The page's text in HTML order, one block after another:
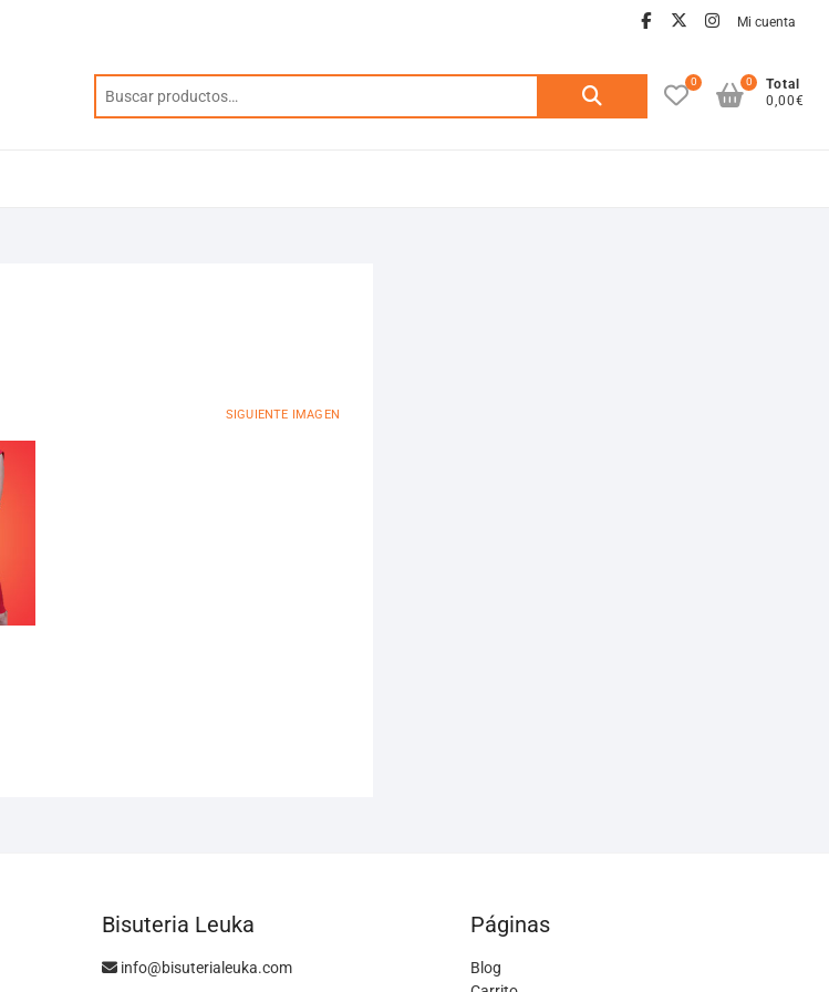
facebook
twitter
instagram
Mi cuenta
Buscar
0
Total
0,00€
0
SIGUIENTE IMAGEN
Bisuteria Leuka
info@bisuterialeuka.com
Páginas
Blog